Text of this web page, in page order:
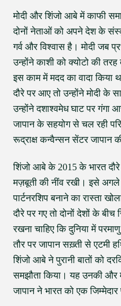
मोदी और शिंजो आबे में काफी
दोनों नेताओं को अपने देश के
गर्व और विश्वास है। मोदी जब
उन्होंने काशी को क्योटो की
इस काम में मदद का वादा किया
दौरे पर आए तो उन्होंने मोदी के
उन्होंने दशाश्वमेध घाट पर गंगा
जापान के सहयोग से चल रही
रूद्राक्ष कन्वैन्सन सेंटर जापान
शिंजो आबे के 2015 के भारत
मज़बूती की नींव रखी। इसे
पार्टनरशिप बनाने का रास्ता
दौरे पर गए तो दोनों देशों के
रखना चाहिए कि दुनिया में
तौर पर जापान सख़्ती से एटमी
शिंजो आबे ने पुरानी बातों को
समझौता किया। यह उनकी और
जापान ने भारत को एक